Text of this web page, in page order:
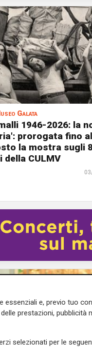
Galata
1946-2026: la
prorogata fino
la mostra sugli
della CULMV
essenziali e, previo tuo
prestazioni, pubblicità
selezionati per le